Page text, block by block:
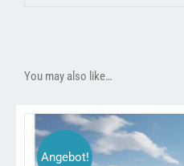
You may also like…
Angebot!